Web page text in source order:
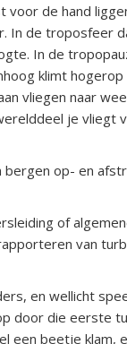
voor de hand
In de troposfeer
In de
klimt
vliegen naar
je vliegt
op- en
of
van
en wellicht
door die eerste
een beetje klam,